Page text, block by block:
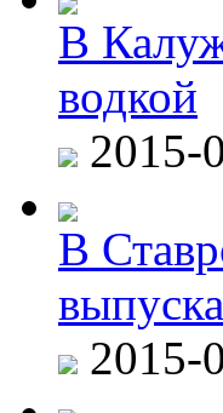
В
водкой
2015-
В
2015-